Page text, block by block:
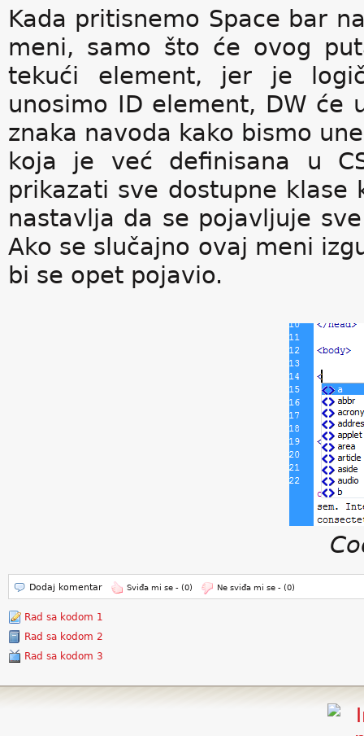
Kada pritisnemo Space bar
meni, samo što će ovog
tekući element, jer je
unosimo ID element, DW
znaka navoda kako bismo
koja je već definisana u
prikazati sve dostupne klase
nastavlja da se pojavljuje
Ako se slučajno ovaj meni
bi se opet pojavio.
Dodaj komentar Sviđa mi se - (0) Ne sviđa mi se - (0)
Rad sa kodom 1
Rad sa kodom 2
Rad sa kodom 3